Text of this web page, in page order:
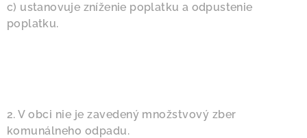
c) ustanovuje zníženie poplatku a odpustenie
poplatku.
2. V obci nie je zavedený množstvový zber
komunálneho odpadu.